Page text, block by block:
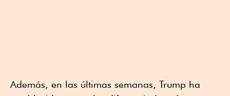
Además, en las últimas semanas, Trump ha